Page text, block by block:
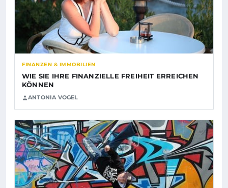
FINANZEN & IMMOBILIEN
WIE SIE IHRE FINANZIELLE FREIHEIT ERREICHEN
KÖNNEN
ANTONIA VOGEL